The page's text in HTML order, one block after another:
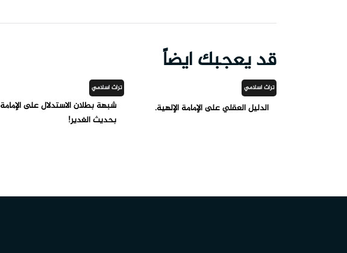
قد يعجبك ايضاً
تراث اسلامي
الدليل العقلي على الإمامة الإلهية.
تراث اسلامي
شبهة بطلان الاستدلال على الإمامة
بحديث الغدير!